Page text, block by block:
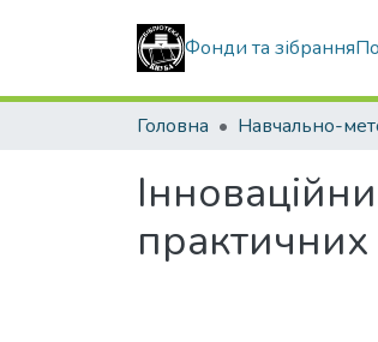
Фонди та зібрання
Головна
практичних